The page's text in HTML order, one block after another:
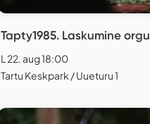
Tapty1985. Laskumine orgu
L 22. aug 18:00
Tartu Keskpark / Uueturu 1